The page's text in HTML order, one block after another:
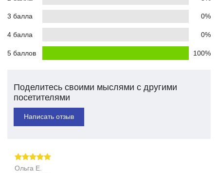
3 балла 0%
4 балла 0%
5 баллов 100%
Поделитесь своими мыслями с другими
посетителями
Написать отзыв
Ольга Е.